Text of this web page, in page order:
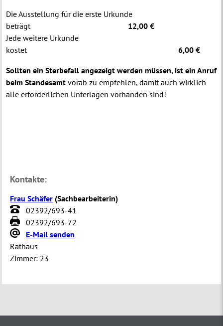
Die Ausstellung für die erste Urkunde
beträgt
12,00 €
Jede weitere Urkunde
kostet
6,00 €
Sollten ein Sterbefall angezeigt werden müssen, ist ein Anruf
beim Standesamt vorab zu empfehlen, damit auch wirklich
alle erforderlichen Unterlagen vorhanden sind!
Kontakte:
Frau Schäfer (Sachbearbeiterin)
02392/693-41
02392/693-72
E-Mail senden
Rathaus
Zimmer: 23